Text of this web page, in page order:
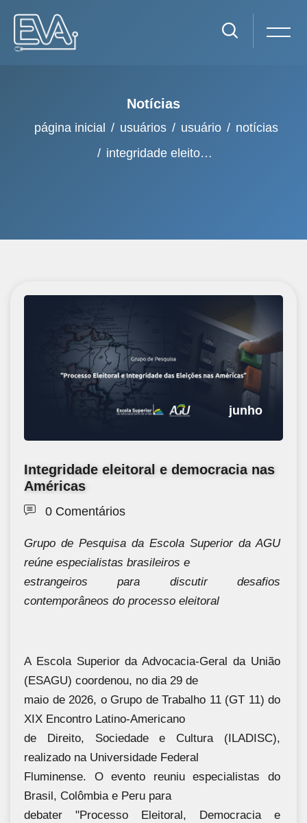
Notícias
página inicial usuários usuário
notícias
integridade eleitoral e democracia nas américas
junho
Integridade eleitoral e democracia nas
Américas
0 Comentários
Grupo de Pesquisa da Escola Superior da AGU
reúne especialistas brasileiros e
estrangeiros para discutir desafios
contemporâneos do processo eleitoral
A Escola Superior da Advocacia-Geral da União
(ESAGU) coordenou, no dia 29 de
maio de 2026, o Grupo de Trabalho 11 (GT 11) do
XIX Encontro Latino-Americano
de Direito, Sociedade e Cultura (ILADISC),
realizado na Universidade Federal
Fluminense. O evento reuniu especialistas do
Brasil, Colômbia e Peru para
debater "Processo Eleitoral, Democracia e